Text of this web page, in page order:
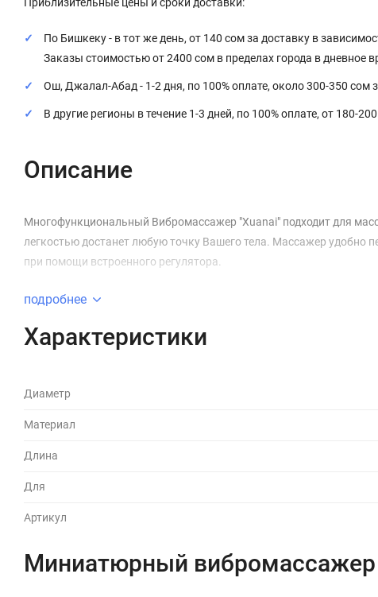
Приблизительные цены и сроки доставки:
По Бишкеку - в тот же день, от 140 сом за доставку в
Заказы стоимостью от 2400 сом в пределах города в дневное
Ош, Джалал-Абад - 1-2 дня, по 100% оплате, около 300-350 сом
В другие регионы в течение 1-3 дней, по 100% оплате, от 180-
Описание
Многофункциональный Вибромассажер "Xuanai" подходит для
легкостью достанет любую точку Вашего тела. Массажер
при помощи встроенного регулятора.
подробнее
Характеристики
Диаметр
Материал
Длина
Для
Артикул
Миниатюрный